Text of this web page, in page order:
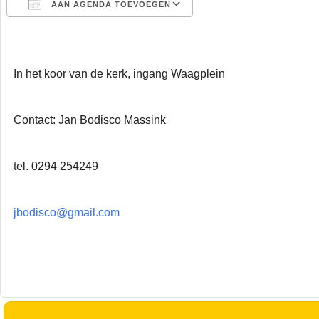
AAN AGENDA TOEVOEGEN
In het koor van de kerk, ingang Waagplein
Contact: Jan Bodisco Massink
tel. 0294 254249
jbodisco@gmail.com